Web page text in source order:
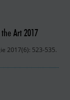
Art 2017
2017(6): 523-535.